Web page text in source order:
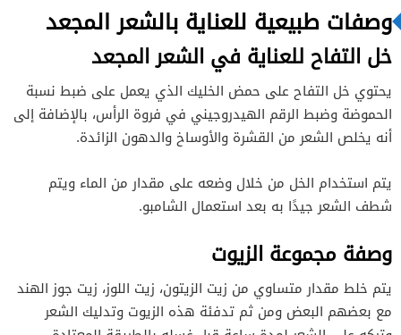
وصفات طبيعية للعناية بالشعر المجعد
خل التفاح للعناية في الشعر المجعد
يحتوي خل التفاح على حمض الخليك الذي يعمل على ضبط نسبة
الحموضة وضبط الرقم الهيدروجيني في فروة الرأس، بالإضافة إلى
أنه يخلص الشعر من القشرة والأوساخ والدهون الزائدة.
يتم استخدام الخل من خلال وضعه على مقدار من الماء ويتم
شطف الشعر جيدًا به بعد استعمال الشامبو.
وصفة مجموعة الزيوت
يتم خلط مقدار متساوي من زيت الزيتون، زيت اللوز، زيت جوز الهند
مع بعضهم البعض ومن ثم تدفئة هذه الزيوت وتدليك الشعر